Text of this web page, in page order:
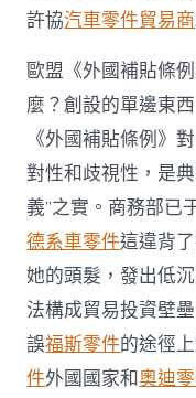
許協汽車零件貿易商
歐盟《外國補貼條
麼？創設的單邊東
《外國補貼條例》
對性和歧視性，是
義”之實。商務部已
德系車零件這違背
她的頭髮，發出低
法構成貿易投資壁
誤福斯零件的途徑
件外國國家和奧迪